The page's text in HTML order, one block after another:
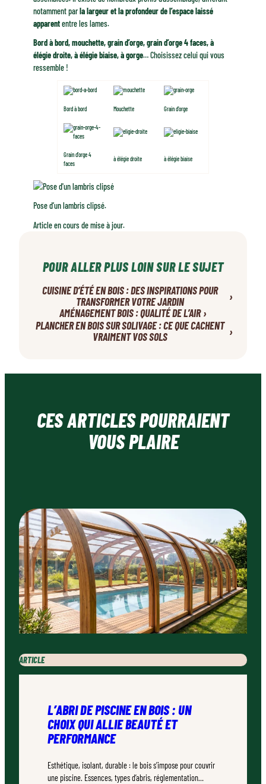
notamment parla largeur et la profondeur de l’espace laissé
apparententre les lames.
Bord à bord, mouchette, grain d’orge, grain d’orge 4 faces, à
élégie droite, à élégie biaise, à gorge… Choisissez celui qui vous
ressemble !
Bord à bord Mouchette Grain d’orge
Grain d’orge 4
faces
à élégie droite à élégie biaise
Pose d’un lambris clipsé.
Article en cours de mise à jour.
POUR ALLER PLUS LOIN SUR LE SUJET
CUISINE D’ÉTÉ EN BOIS : DES INSPIRATIONS POUR
TRANSFORMER VOTRE JARDIN
›
AMÉNAGEMENT BOIS : QUALITÉ DE L’AIR›
PLANCHER EN BOIS SUR SOLIVAGE : CE QUE CACHENT
VRAIMENT VOS SOLS
›
CES ARTICLES POURRAIENT
VOUS PLAIRE
ARTICLE
L’ABRI DE PISCINE EN BOIS : UN
CHOIX QUI ALLIE BEAUTÉ ET
PERFORMANCE
Esthétique, isolant, durable : le bois s’impose pour couvrir
une piscine. Essences, types d’abris, réglementation…